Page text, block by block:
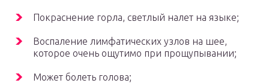
Покраснение горла, светлый налет на языке;
Воспаление лимфатических узлов на шее,
которое очень ощутимо при прощупывании;
Может болеть голова;